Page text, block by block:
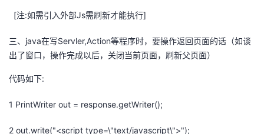
[注:如需引入外部Js需刷新才能执行]
三、java在写Servler,Action等程序时，要操作返回页面的话（如谈
出了窗口，操作完成以后，关闭当前页面，刷新父页面）
代码如下:
1 PrintWriter out = response.getWriter();
2 out.write("<script type=\"text/javascript\">");